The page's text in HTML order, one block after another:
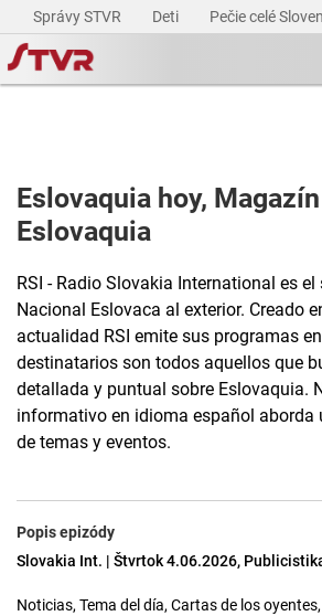
Správy STVR Deti Pečie celé
Eslovaquia hoy,
Eslovaquia
RSI - Radio Slovakia International es
Nacional Eslovaca al exterior. Creado
actualidad RSI emite sus programas
destinatarios son todos aquellos que
detallada y puntual sobre Eslovaquia.
informativo en idioma español aborda
de temas y eventos.
Popis epizódy
Slovakia Int. | Štvrtok 4.06.2026,
Noticias, Tema del día, Cartas de los